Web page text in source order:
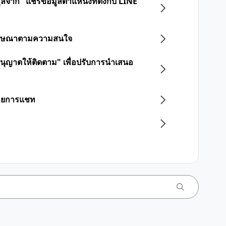
ษณาตามความสนใจ
าตให้ติดตาม" เพื่อปรับการนำเสนอ
การแชท